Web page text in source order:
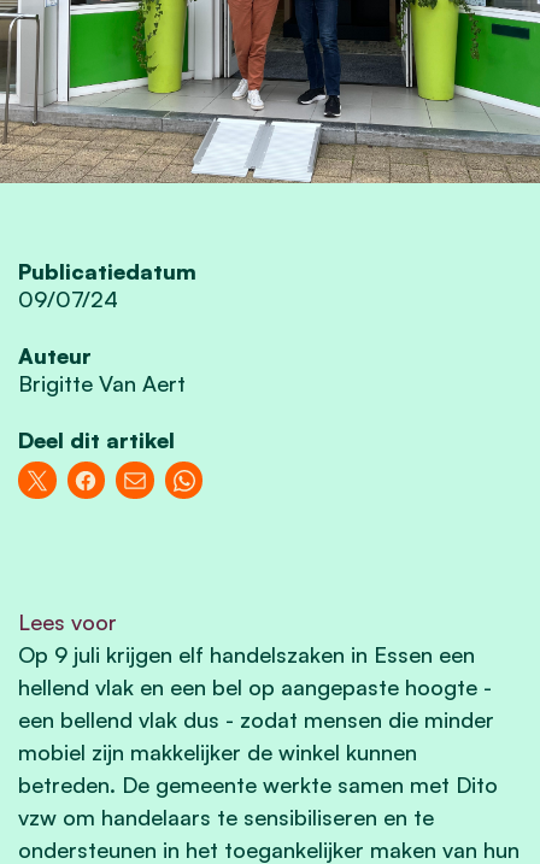
Publicatiedatum
09/07/24
Auteur
Brigitte Van Aert
Deel dit artikel
Lees voor
Op 9 juli krijgen elf handelszaken in Essen een
hellend vlak en een bel op aangepaste hoogte -
een bellend vlak dus - zodat mensen die minder
mobiel zijn makkelijker de winkel kunnen
betreden. De gemeente werkte samen met Dito
vzw om handelaars te sensibiliseren en te
ondersteunen in het toegankelijker maken van hun